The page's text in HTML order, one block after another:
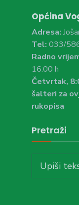
Općina
Adresa:
Tel: 033/
Radno
16:00 h
Četvrtak,
šalteri za
rukopisa
Pretraži
for: